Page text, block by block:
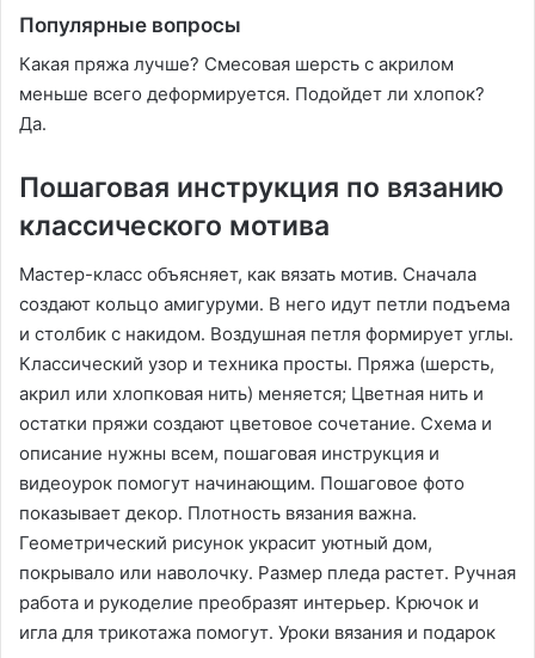
Популярные вопросы
Какая пряжа лучше? Смесовая шерсть с акрилом
меньше всего деформируется․ Подойдет ли хлопок?
Да․
Пошаговая инструкция по вязанию
классического мотива
Мастер-класс объясняет, как вязать мотив․ Сначала
создают кольцо амигуруми․ В него идут петли подъема
и столбик с накидом․ Воздушная петля формирует углы․
Классический узор и техника просты․ Пряжа (шерсть,
акрил или хлопковая нить) меняется; Цветная нить и
остатки пряжи создают цветовое сочетание․ Схема и
описание нужны всем, пошаговая инструкция и
видеоурок помогут начинающим․ Пошаговое фото
показывает декор․ Плотность вязания важна․
Геометрический рисунок украсит уютный дом,
покрывало или наволочку․ Размер пледа растет․ Ручная
работа и рукоделие преобразят интерьер․ Крючок и
игла для трикотажа помогут․ Уроки вязания и подарок